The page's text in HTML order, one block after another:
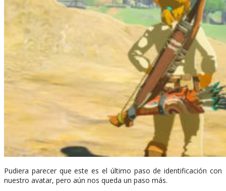
Pudiera parecer que este es el último paso de identificación con
nuestro avatar, pero aún nos queda un paso más.